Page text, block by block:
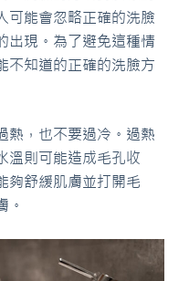
可能會忽略正確的洗臉
出現。為了避免這種情
不知道的正確的洗臉方
熱，也不要過冷。過熱
溫則可能造成毛孔收
夠舒緩肌膚並打開毛
。